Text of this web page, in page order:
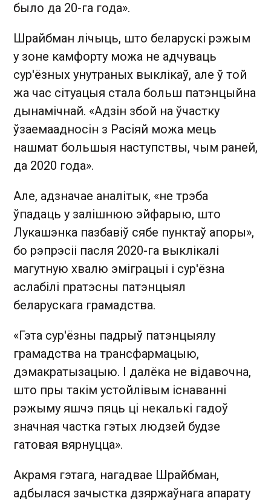
было да 20-га года».
Шрайбман лічыць, што беларускі рэжым
у зоне камфорту можа не адчуваць
сур'ёзных унутраных выклікаў, але ў той
жа час сітуацыя стала больш патэнцыйна
дынамічнай. «Адзін збой на ўчастку
ўзаемаадносін з Расіяй можа мець
нашмат большыя наступствы, чым раней,
да 2020 года».
Але, адзначае аналітык, «не трэба
ўпадаць у залішнюю эйфарыю, што
Лукашэнка пазбавіў сябе пунктаў апоры»,
бо рэпрэсіі пасля 2020-га выклікалі
магутную хвалю эміграцыі і сур'ёзна
аслабілі пратэсны патэнцыял
беларускага грамадства.
«Гэта сур'ёзны падрыў патэнцыялу
грамадства на трансфармацыю,
дэмакратызацыю. І далёка не відавочна,
што пры такім устойлівым існаванні
рэжыму яшчэ пяць ці некалькі гадоў
значная частка гэтых людзей будзе
гатовая вярнуцца».
Акрамя гэтага, нагадвае Шрайбман,
адбылася зачыстка дзяржаўнага апарату